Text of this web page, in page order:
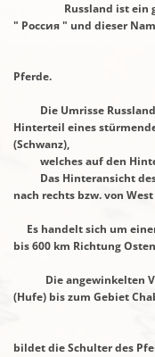
Russland ist ein
" Россия" und dieser
Das
Pferde.
Die Umrisse
Hinterteil eines
(Schwanz),
welches auf den
Das Hinteransicht des
nach rechts bzw. von
Es handelt sich um
bis 600 km Richtung
Die angewinkelten
(Hufe) biszum Gebiet
Die Republik
bildet die Schulter des